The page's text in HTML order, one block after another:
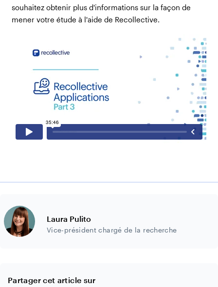
souhaitez obtenir plus d'informations sur la façon de
mener votre étude à l'aide de Recollective.
Laura Pulito
Vice-président chargé de la recherche
Partager cet article sur